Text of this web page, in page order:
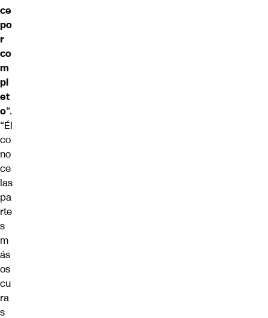
ce
po
r
co
m
pl
et
o“.
“Él
co
no
ce
las
pa
rte
s
m
ás
os
cu
ra
s